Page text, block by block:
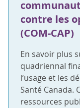
contre les
(COM-CAP)
En savoir plus
quadriennal
l’usage et les
Santé Canada.
ressources